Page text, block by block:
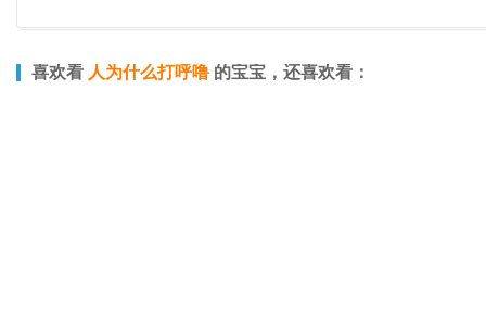
喜欢看 人为什么打呼噜 的宝宝，还喜欢看：